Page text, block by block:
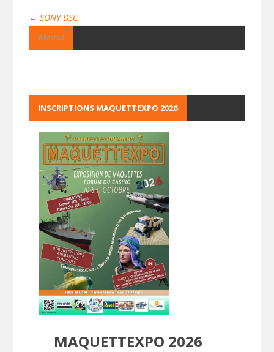
← SONY DSC
AMV83
INSCRIPTIONS MAQUETTEXPO 2026
MAQUETTEXPO 2026